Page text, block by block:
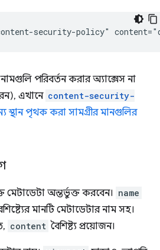
পরিবর্তন করার অ্যাক্সেস না
এখানে content-security-
স্থান পৃথক করা সামগ্রীর মানগুলির
মেটাডেটা অন্তর্ভুক্ত করবেন। name
মানটি মেটাডেটার নাম সহ।
content বৈশিষ্ট্য প্রয়োজন।